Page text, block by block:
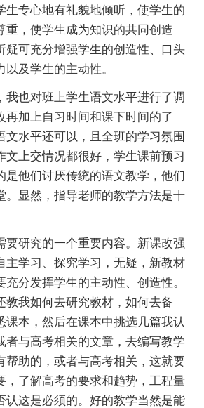
生专心地有礼貌地倾听，使学生的
重，使学生成为知识的共同创造
疑可充分增强学生的创造性、口头
及学生的主动性。
也对班上学生语文水平进行了调
再加上自习时间和课下时间的了
文水平还可以，且全班的学习氛围
文上交情况都很好，学生课前预习
是他们讨厌传统的语文教学，他们
。显然，指导老师的教学方法是十
研究的一个重要内容。新课改强
主学习、探究学习，无疑，新教材
分发挥学生的主动性、创造性。
教我如何去研究教材，如何去备
课本，然后在课本中挑选几篇我认
者与高考相关的文章，去编写教学
帮助的，或者与高考相关，这就要
，了解高考的要求和趋势，工程量
认这是必须的。好的教学当然是能